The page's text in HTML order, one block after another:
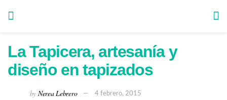
La Tapicera, artesanía y
diseño en tapizados
by Nerea Lebrero 4 febrero, 2015